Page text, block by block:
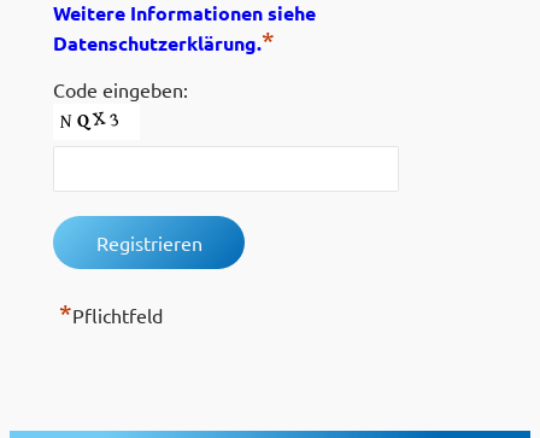
Weitere Informationen siehe
Datenschutzerklärung.*
Code eingeben:
*Pflichtfeld